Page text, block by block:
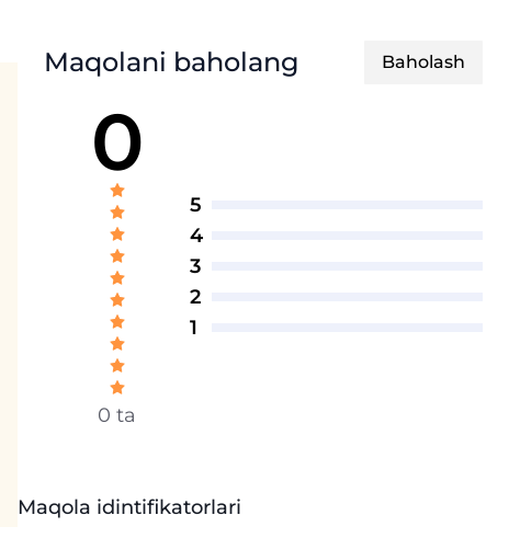
Maqolani baholang Baholash
0
0 ta
5
4
3
2
1
Maqola idintifikatorlari